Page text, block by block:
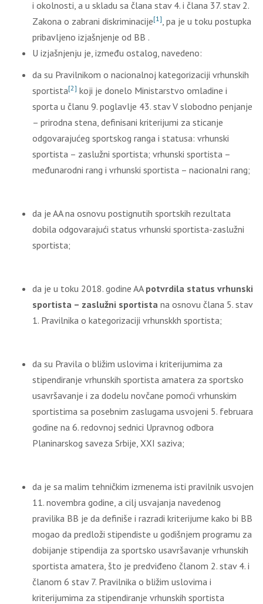
i okolnosti, a u skladu sa člana stav 4. i člana 37. stav 2.
Zakona o zabrani diskriminacije[1], pa je u toku postupka
pribavljeno izjašnjenje od BB .
U izjašnjenju je, između ostalog, navedeno:
da su Pravilnikom o nacionalnoj kategorizaciji vrhunskih
sportista[2] koji je donelo Ministarstvo omladine i
sporta u članu 9. poglavlje 43. stav V slobodno penjanje
– prirodna stena, definisani kriterijumi za sticanje
odgovarajućeg sportskog ranga i statusa: vrhunski
sportista – zaslužni sportista; vrhunski sportista –
međunarodni rang i vrhunski sportista – nacionalni rang;
da je AA na osnovu postignutih sportskih rezultata
dobila odgovarajući status vrhunski sportista-zaslužni
sportista;
da je u toku 2018. godine AA potvrdila status vrhunski
sportista – zaslužni sportista na osnovu člana 5. stav
1. Pravilnika o kategorizaciji vrhunskkh sportista;
da su Pravila o bližim uslovima i kriterijumima za
stipendiranje vrhunskih sportista amatera za sportsko
usavršavanje i za dodelu novčane pomoći vrhunskim
sportistima sa posebnim zaslugama usvojeni 5. februara
godine na 6. redovnoj sednici Upravnog odbora
Planinarskog saveza Srbije, XXI saziva;
da je sa malim tehničkim izmenema isti pravilnik usvojen
11. novembra godine, a cilj usvajanja navedenog
pravilika BB je da definiše i razradi kriterijume kako bi BB
mogao da predloži stipendiste u godišnjem programu za
dobijanje stipendija za sportsko usavršavanje vrhunskih
sportista amatera, što je predviđeno članom 2. stav 4. i
članom 6 stav 7. Pravilnika o bližim uslovima i
kriterijumima za stipendiranje vrhunskih sportista